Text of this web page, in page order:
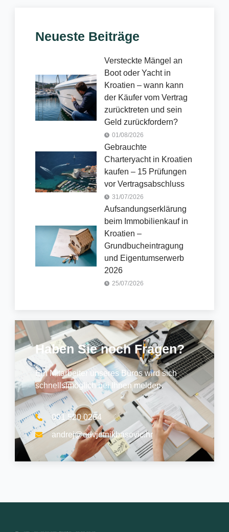
Neueste Beiträge
Versteckte Mängel an
Boot oder Yacht in
Kroatien – wann kann
der Käufer vom Vertrag
zurücktreten und sein
Geld zurückfordern?
01/08/2026
Gebrauchte
Charteryacht in Kroatien
kaufen – 15 Prüfungen
vor Vertragsabschluss
31/07/2026
Aufsandungserklärung
beim Immobilienkauf in
Kroatien –
Grundbucheintragung
und Eigentumserwerb
2026
25/07/2026
Haben Sie noch Fragen?
Ein Mitarbeiter unseres Büros wird sich
schnellstmöglich bei Ihnen melden.
091 520 0264
andrej@odvjetnikbasovic.hr